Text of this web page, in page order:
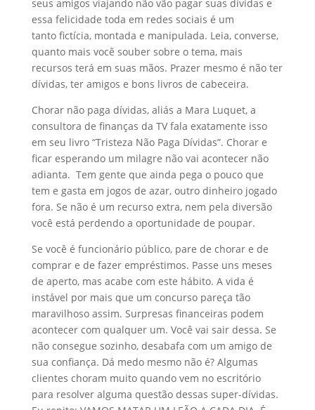
seus amigos viajando não vão pagar suas dívidas e
essa felicidade toda em redes sociais é um
tanto fictícia, montada e manipulada. Leia, converse,
quanto mais você souber sobre o tema, mais
recursos terá em suas mãos. Prazer mesmo é não ter
dívidas, ter amigos e bons livros de cabeceira.
Chorar não paga dívidas, aliás a Mara Luquet, a
consultora de finanças da TV fala exatamente isso
em seu livro “Tristeza Não Paga Dívidas”. Chorar e
ficar esperando um milagre não vai acontecer não
adianta. Tem gente que ainda pega o pouco que
tem e gasta em jogos de azar, outro dinheiro jogado
fora. Se não é um recurso extra, nem pela diversão
você está perdendo a oportunidade de poupar.
Se você é funcionário público, pare de chorar e de
comprar e de fazer empréstimos. Passe uns meses
de aperto, mas acabe com este hábito. A vida é
instável por mais que um concurso pareça tão
maravilhoso assim. Surpresas financeiras podem
acontecer com qualquer um. Você vai sair dessa. Se
não consegue sozinho, desabafa com um amigo de
sua confiança. Dá medo mesmo não é? Algumas
clientes choram muito quando vem no escritório
para resolver alguma questão dessas super-dívidas.